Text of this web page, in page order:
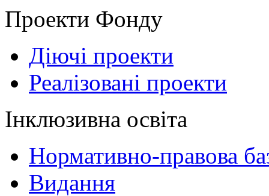
Проекти Фонду
Діючі проекти
Реалізовані проекти
Інклюзивна освіта
Нормативно-правова
Видання